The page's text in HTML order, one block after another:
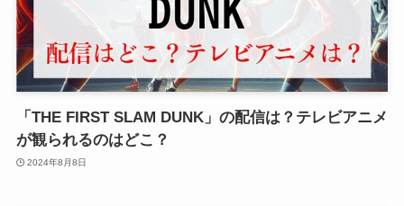
「THE FIRST SLAM DUNK」の配信は？テレビアニメ
が観られるのはどこ？
2024年8月8日